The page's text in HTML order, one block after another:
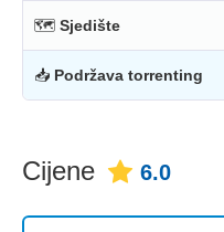
🗺 Sjedište
📥 Podržava torrenting
Cijene 6.0